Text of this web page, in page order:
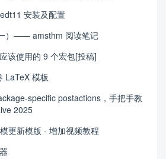
安装及配置
）—— amsthm 阅读笔记
该使用的 9 个宏包[投稿]
LaTeX 模板
specific postactions，手把手教
2025
更新模版 - 增加视频教程